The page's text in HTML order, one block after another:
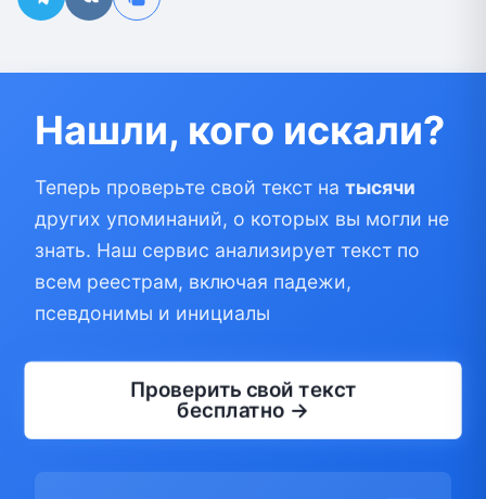
Нашли, кого искали?
Теперь проверьте свой текст на тысячи
других упоминаний, о которых вы могли не
знать. Наш сервис анализирует текст по
всем реестрам, включая падежи,
псевдонимы и инициалы
Проверить свой текст
бесплатно →